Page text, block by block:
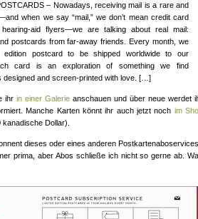
– Nowadays, receiving mail is a rare and
when we say “mail,” we don’t mean credit card
aid flyers—we are talking about real mail:
postcards from far-away friends. Every month, we
edition postcard to be shipped worldwide to our
card is an exploration of something we find
designed and screen-printed with love. […]
ihr in einer Galerie anschauen und über neue werdet
Manche Karten könnt ihr auch jetzt noch im
Dollar).
dieses oder eines anderen
prima, aber Abos schließe ich nicht so gerne ab.